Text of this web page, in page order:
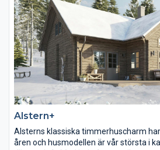
Alstern+
Alsterns klassiska timmerhuscharm
åren och husmodellen är vår största i